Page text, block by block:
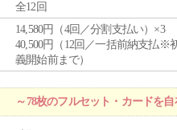
全12回
14,580円（4回／分割支払い）×3
40,500円（12回／一括前納支払※
義開始前まで）
～78枚のフルセット・カードを自